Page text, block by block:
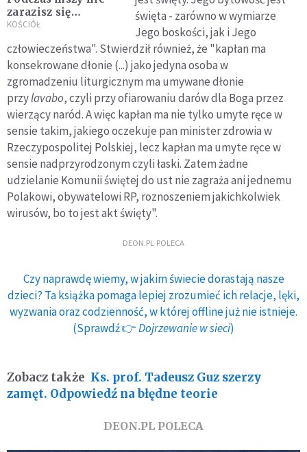
zarazisz się
koronawirusem,
przenoszą zarazków.
Heretyckie
rewelacje ks. prof.
Guza
KOŚCIÓŁ
święta - zarówno w wymiarze
Jego boskości, jak i Jego
człowieczeństwa". Stwierdził również, że "kapłan ma
konsekrowane dłonie (...) jako jedyna osoba w
zgromadzeniu liturgicznym ma umywane dłonie
przylavabo, czyli przy ofiarowaniu darów dla Boga przez
wierzący naród. A więc kapłan ma nie tylko umyte ręce w
sensie takim, jakiego oczekuje pan minister zdrowia w
Rzeczypospolitej Polskiej, lecz kapłan ma umyte ręce w
sensie nadprzyrodzonym czyli łaski. Zatem żadne
udzielanie Komunii świętej do ust nie zagraża ani jednemu
Polakowi, obywatelowi RP, roznoszeniem jakichkolwiek
wirusów, bo to jest akt święty".
DEON.PL POLECA
Czy naprawdę wiemy, w jakim świecie dorastają nasze
dzieci? Ta książka pomaga lepiej zrozumieć ich relacje, lęki,
wyzwania oraz codzienność, w której offline już nie istnieje.
(Sprawdź 👉Dojrzewanie w sieci)
Zobacz także Ks. prof. Tadeusz Guz szerzy
zamęt. Odpowiedź na błędne teorie
DEON.PL POLECA